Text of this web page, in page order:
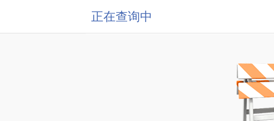
正在查询中